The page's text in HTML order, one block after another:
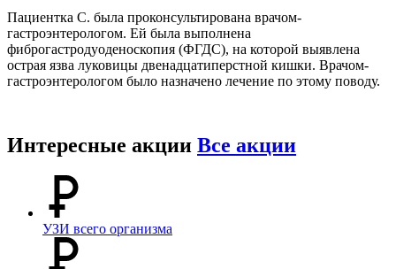
Пациентка С. была проконсультирована врачом-
гастроэнтерологом. Ей была выполнена
фиброгастродуоденоскопия (ФГДС), на которой выявлена
острая язва луковицы двенадцатиперстной кишки. Врачом-
гастроэнтерологом было назначено лечение по этому поводу.
Интересные акции Все акции
УЗИ всего организма